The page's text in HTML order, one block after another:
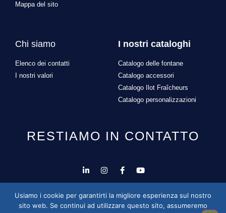
Mappa del sito
Chi siamo
Elenco dei contatti
I nostri valori
I nostri cataloghi
Catalogo delle fontane
Catalogo accessori
Catalogo Ilot Fraîcheurs
Catalogo personalizzazioni
RESTIAMO IN CONTATTO
Progettazione e sviluppo del sito a cura di
Alexandre
Missonnier
Usiamo i cookie per garantirti la migliore esperienza sul nostro
sito web. Se continui ad utilizzare questo sito, assumeremo